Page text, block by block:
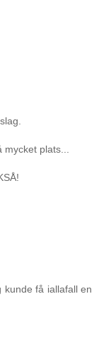
plats...
kunde få iallafall en